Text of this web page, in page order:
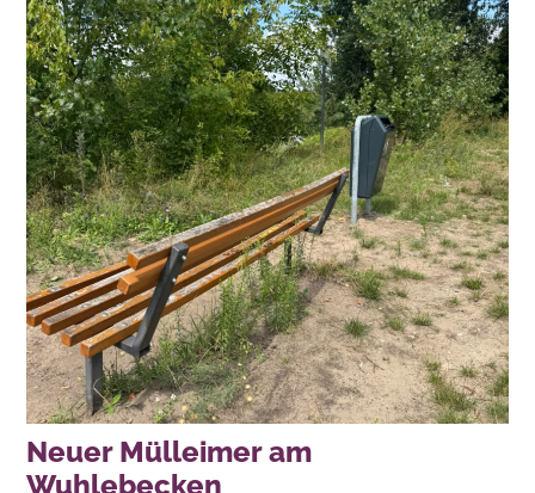
Neuer Mülleimer am
Wuhlebecken